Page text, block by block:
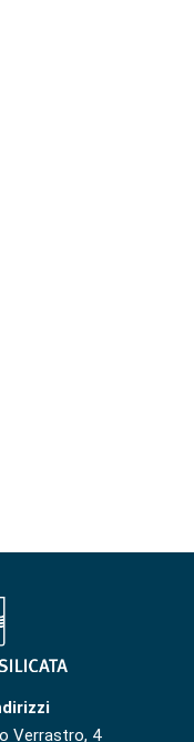
Verrastro, 4